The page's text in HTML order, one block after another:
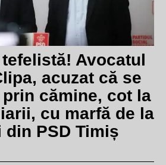
Avocatul
acuzat că se
cămine, cot la
cu marfă de la
din PSD Timiș